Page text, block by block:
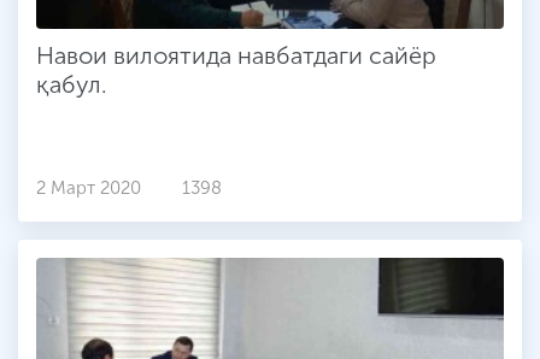
Навои вилоятида навбатдаги сайёр
қабул.
2 Март 2020 1398